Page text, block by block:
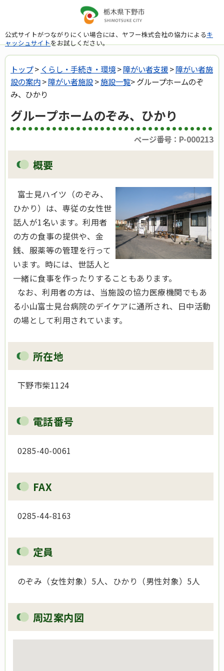
公式サイトがつながりにくい場合には、ヤフー株式会社の協力によるキ
ャッシュサイトをお試しください。
トップ> くらし・手続き・環境>障がい者支援>障がい者施
設の案内>障がい者施設>施設一覧> グループホームのぞ
み、ひかり
グループホームのぞみ、ひかり
ページ番号：P-000213
概要
富士見ハイツ（のぞみ、
ひかり）は、専従の女性世
話人が1名います。利用者
の方の食事の提供や、金
銭、服薬等の管理を行って
います。時には、世話人と
一緒に食事を作ったりすることもあります。
なお、利用者の方は、当施設の協力医療機関でもあ
る小山富士見台病院のデイケアに通所され、日中活動
の場として利用されています。
所在地
下野市柴1124
電話番号
0285-40-0061
FAX
0285-44-8163
定員
のぞみ（女性対象）5人、ひかり（男性対象）5人
周辺案内図